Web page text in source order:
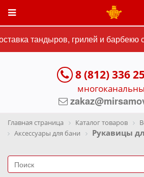
тандыров, грилей и барбекю
8 (812) 336
Главная страница Каталог товаров
Аксессуары для бани
Рукавицы